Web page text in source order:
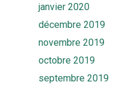
janvier 2020
décembre 2019
novembre 2019
octobre 2019
septembre 2019